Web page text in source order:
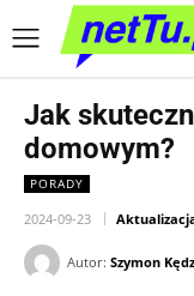
Jak
domowym?
PORADY
2024-09-23
Autor: Szymon